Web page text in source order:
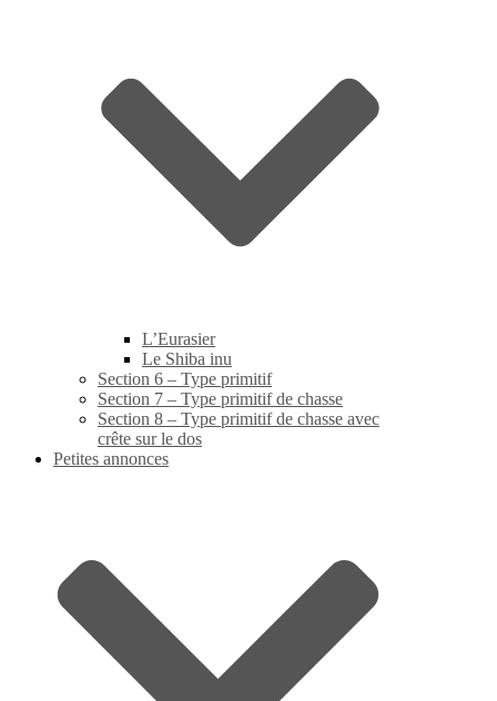
L’Eurasier
Le Shiba inu
Section 6 – Type primitif
Section 7 – Type primitif de chasse
Section 8 – Type primitif de chasse avec
crête sur le dos
Petites annonces